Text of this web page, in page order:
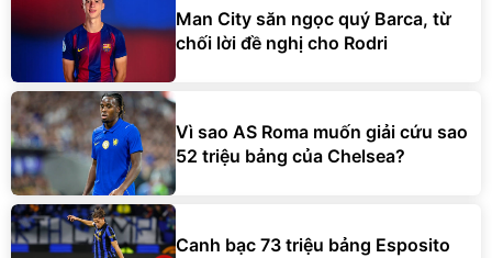
Man City săn ngọc quý Barca, từ
chối lời đề nghị cho Rodri
Vì sao AS Roma muốn giải cứu sao
52 triệu bảng của Chelsea?
Canh bạc 73 triệu bảng Esposito